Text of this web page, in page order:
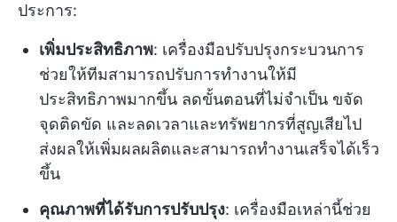
ประการ:
เพิ่มประสิทธิภาพ: เครื่องมือปรับปรุงกระบวนการ
ช่วยให้ทีมสามารถปรับการทำงานให้มี
ประสิทธิภาพมากขึ้น ลดขั้นตอนที่ไม่จำเป็น ขจัด
จุดติดขัด และลดเวลาและทรัพยากรที่สูญเสียไป
ส่งผลให้เพิ่มผลผลิตและสามารถทำงานเสร็จได้เร็ว
ขึ้น
คุณภาพที่ได้รับการปรับปรุง: เครื่องมือเหล่านี้ช่วย